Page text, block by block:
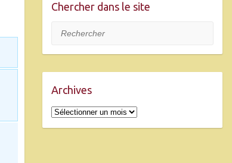
Chercher dans le site
Rechercher
Archives
Archives